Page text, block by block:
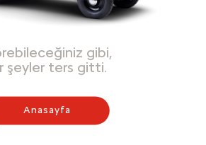
gibi,
şeyler ters gitti.
Anasayfa